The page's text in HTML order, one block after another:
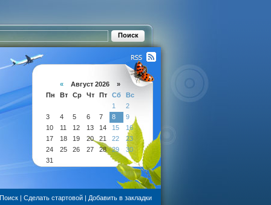
« Август 2026 »
Пн
Вт Ср Чт Пт Сб
Вс
1
2
3
4 5 6 7 8
9
10
11 12 13 14 15
16
17
18 19 20 21 22
23
24
25 26 27 28 29
30
31
Поиск | Сделать стартовой | Добавить в закладки